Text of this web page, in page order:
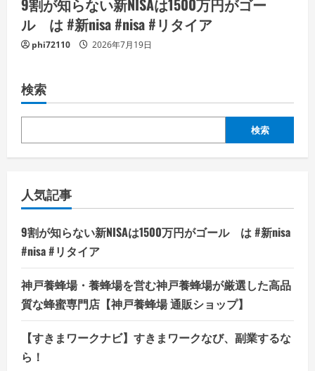
9割が知らない新NISAは1500万円がゴー
ル は #新nisa #nisa #リタイア
phi72110 2026年7月19日
検索
検索
人気記事
9割が知らない新NISAは1500万円がゴール は #新nisa
#nisa #リタイア
神戸養蜂場・養蜂場を営む神戸養蜂場が厳選した高品
質な蜂蜜専門店【神戸養蜂場 通販ショップ】
【すきまワークナビ】すきまワークなび、副業するな
ら！